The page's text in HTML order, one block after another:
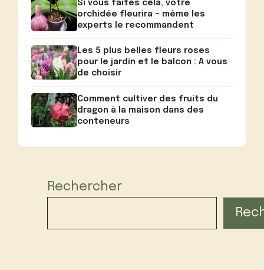
Si vous faites cela, votre
orchidée fleurira – même les
experts le recommandent
Les 5 plus belles fleurs roses
pour le jardin et le balcon : A vous
de choisir
Comment cultiver des fruits du
dragon à la maison dans des
conteneurs
Rechercher